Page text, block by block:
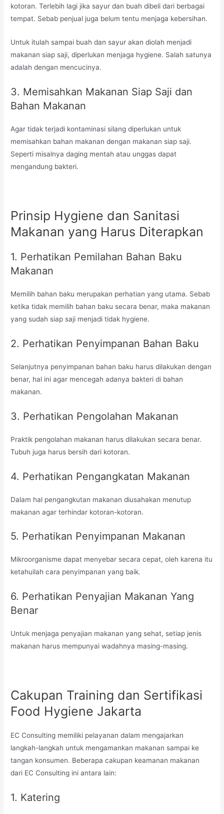
kotoran. Terlebih lagi jika sayur dan buah dibeli dari berbagai
tempat. Sebab penjual juga belum tentu menjaga kebersihan.
Untuk itulah sampai buah dan sayur akan diolah menjadi
makanan siap saji, diperlukan menjaga hygiene. Salah satunya
adalah dengan mencucinya.
3. Memisahkan Makanan Siap Saji dan
Bahan Makanan
Agar tidak terjadi kontaminasi silang diperlukan untuk
memisahkan bahan makanan dengan makanan siap saji.
Seperti misalnya daging mentah atau unggas dapat
mengandung bakteri.
Prinsip Hygiene dan Sanitasi
Makanan yang Harus Diterapkan
1. Perhatikan Pemilahan Bahan Baku
Makanan
Memilih bahan baku merupakan perhatian yang utama. Sebab
ketika tidak memilih bahan baku secara benar, maka makanan
yang sudah siap saji menjadi tidak hygiene.
2. Perhatikan Penyimpanan Bahan Baku
Selanjutnya penyimpanan bahan baku harus dilakukan dengan
benar, hal ini agar mencegah adanya bakteri di bahan
makanan.
3. Perhatikan Pengolahan Makanan
Praktik pengolahan makanan harus dilakukan secara benar.
Tubuh juga harus bersih dari kotoran.
4. Perhatikan Pengangkatan Makanan
Dalam hal pengangkutan makanan diusahakan menutup
makanan agar terhindar kotoran-kotoran.
5. Perhatikan Penyimpanan Makanan
Mikroorganisme dapat menyebar secara cepat, oleh karena itu
ketahuilah cara penyimpanan yang baik.
6. Perhatikan Penyajian Makanan Yang
Benar
Untuk menjaga penyajian makanan yang sehat, setiap jenis
makanan harus mempunyai wadahnya masing-masing.
Cakupan Training dan Sertifikasi
Food Hygiene Jakarta
EC Consulting memiliki pelayanan dalam mengajarkan
langkah-langkah untuk mengamankan makanan sampai ke
tangan konsumen. Beberapa cakupan keamanan makanan
dari EC Consulting ini antara lain:
1. Katering